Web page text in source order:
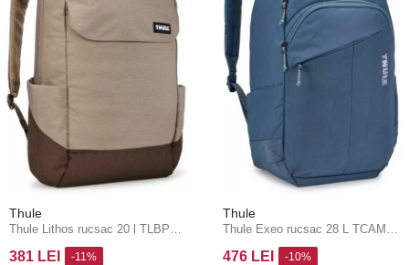
Thule
381 LEI -11%
Thule
476 LEI -10%